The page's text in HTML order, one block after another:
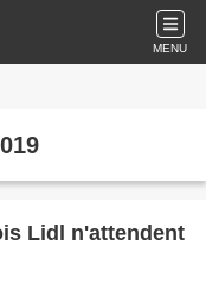
MENU
Lidl n'attendent